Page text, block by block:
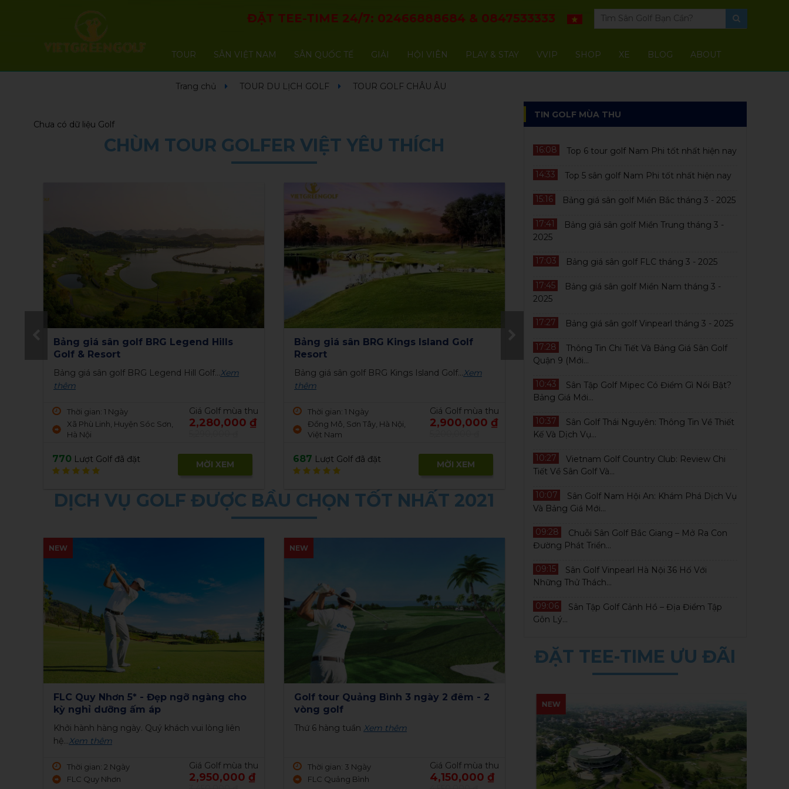
ĐẶT TEE-TIME 24/7: 02466888684 & 0847533333
TOUR SÂN VIỆT NAM SÂN QUỐC TẾ GIẢI HỘI VIÊN PLAY & STAY VVIP SHOP XE BLOG ABOUT
Trang chủ TOUR DU LỊCH GOLF TOUR GOLF CHÂU ÂU
Chưa có dữ liệu Golf
CHÙM TOUR GOLFER VIỆT YÊU THÍCH
Bảng giá sân BRG Kings Island Golf
Resort
Bảng giá sân golf BRG Kings Island Golf...Xem
thêm
Thời gian: 1 Ngày
Đồng Mô, Sơn Tây, Hà Nội,
Việt Nam
Giá Golf mùa thu
2,900,000 ₫
687 Lượt Golf đã đặt MỜI XEM
NEW
Play&Stay Hà Nội - Hải Phòng 3N2Đ: 3
vòng Golf + 2 Đêm Vinpearl...
Giá golf ưu đãi, Dịch vụ golf chuyên...Xem thêm
Thời gian: 3 Ngày
3 vòng Golf + KS 5*
Giá Golf mùa thu
6,350,000 ₫
1721 Lượt Golf đã đặt MỜI XEM
HOT
Play&Stay Hạ Long - Móng Cái 3N2Đ: 2
Vòng Golf + 2 Đêm Khách...
2 vòng Golf + KS 5*
Giá Golf mùa thu
4,300,000 ₫
1695 Lượt Golf đã đặt MỜI XEM
DỊCH VỤ GOLF ĐƯỢC BẦU CHỌN TỐT NHẤT 2021
NEW
Golf tour Quảng Bình 3 ngày 2 đêm - 2
vòng golf
Thứ 6 hàng tuầnXem thêm
Thời gian: 3 Ngày
FLC Quảng Bình
Giá Golf mùa thu
4,150,000 ₫
NEW
Sân Sông Bé Golf Resort 18 hố trong
tuần
Từ thứ 2 đến thứ 6Xem thêm
Thời gian: 1 Ngày
77 Binh Duong Boulevard, Lai
Giá Golf mùa thu
1,950,000 ₫
Đặt tee off Hilltop Valley Golf Club - 18
hố - cuối tuần
Khởi hành thứ bảy, chủ nhật Xem thêm
Thời gian: 1 Ngày
Dân Hạ, Kỳ Sơn, Hòa Bình
Giá Golf mùa thu
2,000,000 ₫
TIN GOLF MÙA THU
16:08 Top 6 tour golf Nam Phi tốt nhất hiện nay
14:33 Top 5 sân golf Nam Phi tốt nhất hiện nay
15:16 Bảng giá sân golf Miền Bắc tháng 3 - 2025
17:41
Bảng giá sân golf Miền Trung tháng 3 -
2025
17:03 Bảng giá sân golf FLC tháng 3 - 2025
17:45
Bảng giá sân golf Miền Nam tháng 3 -
2025
17:27 Bảng giá sân golf Vinpearl tháng 3 - 2025
17:28
Thông Tin Chi Tiết Và Bảng Giá Sân Golf
Quận 9 (Mới...
10:43
Sân Tập Golf Mipec Có Điểm Gì Nổi Bật?
Bảng Giá Mới...
10:37
Sân Golf Thái Nguyên: Thông Tin Về Thiết
Kế Và Dịch Vụ...
10:27
Vietnam Golf Country Club: Review Chi
Tiết Về Sân Golf Và...
10:07
Sân Golf Nam Hội An: Khám Phá Dịch Vụ
Và Bảng Giá Mới...
09:28
Chuỗi Sân Golf Bắc Giang – Mở Ra Con
Đường Phát Triển...
09:15
Sân Golf Vinpearl Hà Nội 36 Hố Với
Những Thử Thách...
09:06
Sân Tập Golf Cảnh Hồ – Địa Điểm Tập
Gôn Lý...
ĐẶT TEE-TIME ƯU ĐÃI
NEW NEW